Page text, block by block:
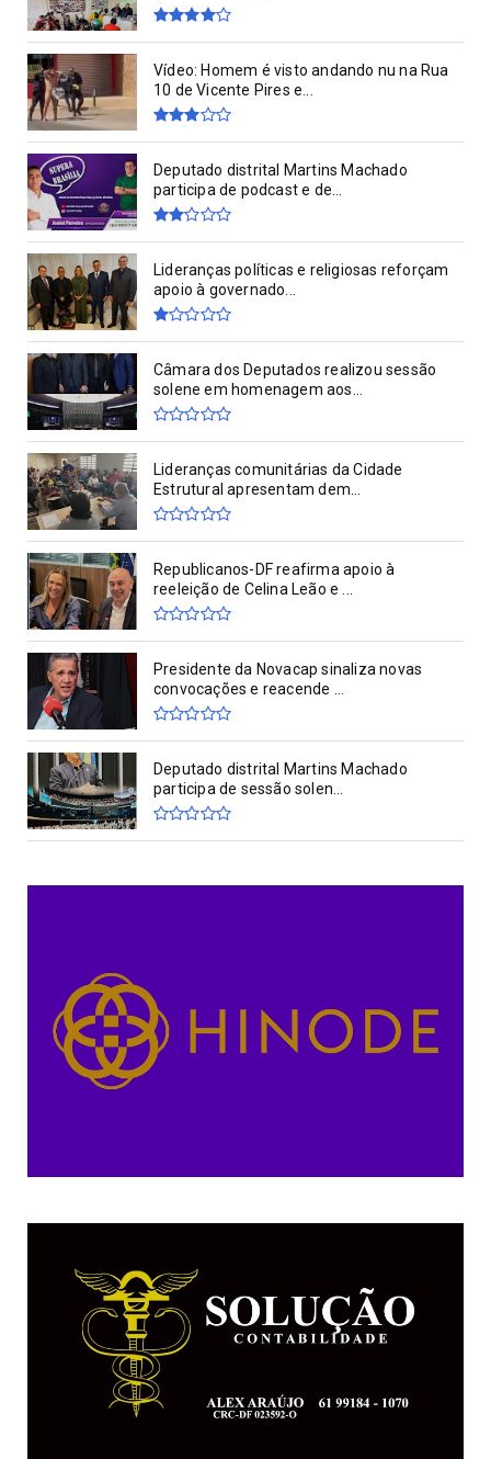
Vídeo: Homem é visto andando nu na Rua
10 de Vicente Pires e...
Deputado distrital Martins Machado
participa de podcast e de...
Lideranças políticas e religiosas reforçam
apoio à governado...
Câmara dos Deputados realizou sessão
solene em homenagem aos...
Lideranças comunitárias da Cidade
Estrutural apresentam dem...
Republicanos-DF reafirma apoio à
reeleição de Celina Leão e ...
Presidente da Novacap sinaliza novas
convocações e reacende ...
Deputado distrital Martins Machado
participa de sessão solen...